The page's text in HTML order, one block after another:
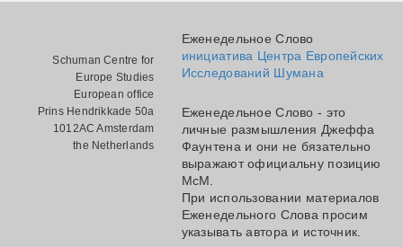
Schuman Centre for
Europe Studies
European office
Prins Hendrikkade 50a
1012AC Amsterdam
the Netherlands
Еженедельное Слово
инициатива Центра Европейских
Исследований Шумана
Еженедельное Слово - это
личные размышления Джеффа
Фаунтена и они не бязательно
выражают официальну позицию
МсМ.
При использовании материалов
Еженедельного Слова просим
указывать автора и источник.